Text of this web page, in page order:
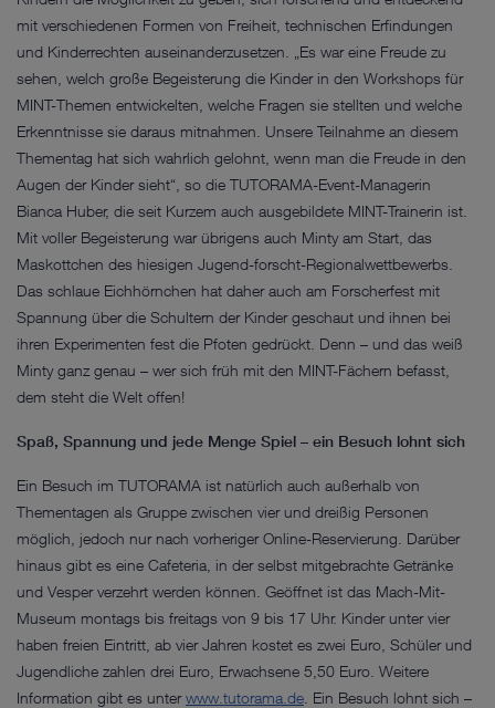
mit verschiedenen Formen von Freiheit, technischen Erfindungen
und Kinderrechten auseinanderzusetzen. „Es war eine Freude zu
sehen, welch große Begeisterung die Kinder in den Workshops für
MINT-Themen entwickelten, welche Fragen sie stellten und welche
Erkenntnisse sie daraus mitnahmen. Unsere Teilnahme an diesem
Thementag hat sich wahrlich gelohnt, wenn man die Freude in den
Augen der Kinder sieht“, so die TUTORAMA-Event-Managerin
Bianca Huber, die seit Kurzem auch ausgebildete MINT-Trainerin ist.
Mit voller Begeisterung war übrigens auch Minty am Start, das
Maskottchen des hiesigen Jugend-forscht-Regionalwettbewerbs.
Das schlaue Eichhörnchen hat daher auch am Forscherfest mit
Spannung über die Schultern der Kinder geschaut und ihnen bei
ihren Experimenten fest die Pfoten gedrückt. Denn – und das weiß
Minty ganz genau – wer sich früh mit den MINT-Fächern befasst,
dem steht die Welt offen!
Spaß, Spannung und jede Menge Spiel – ein Besuch lohnt sich
Ein Besuch im TUTORAMA ist natürlich auch außerhalb von
Thementagen als Gruppe zwischen vier und dreißig Personen
möglich, jedoch nur nach vorheriger Online-Reservierung. Darüber
hinaus gibt es eine Cafeteria, in der selbst mitgebrachte Getränke
und Vesper verzehrt werden können. Geöffnet ist das Mach-Mit-
Museum montags bis freitags von 9 bis 17 Uhr. Kinder unter vier
haben freien Eintritt, ab vier Jahren kostet es zwei Euro, Schüler und
Jugendliche zahlen drei Euro, Erwachsene 5,50 Euro. Weitere
Information gibt es unterwww.tutorama.de . Ein Besuch lohnt sich –